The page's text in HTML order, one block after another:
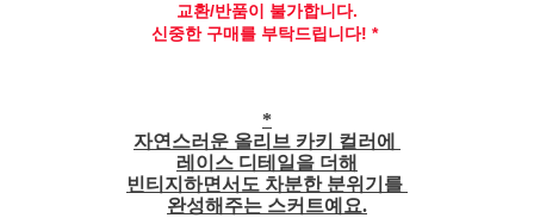
교환/반품이 불가합니다.
신중한 구매를 부탁드립니다! *
*
자연스러운 올리브 카키 컬러에
레이스 디테일을 더해
빈티지하면서도 차분한 분위기를
완성해주는 스커트예요.